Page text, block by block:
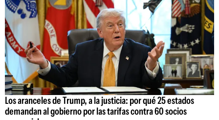
Los aranceles de Trump, a la justicia: por qué 25 estados
demandan al gobierno por las tarifas contra 60 socios